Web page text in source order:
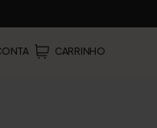
CARRINHO